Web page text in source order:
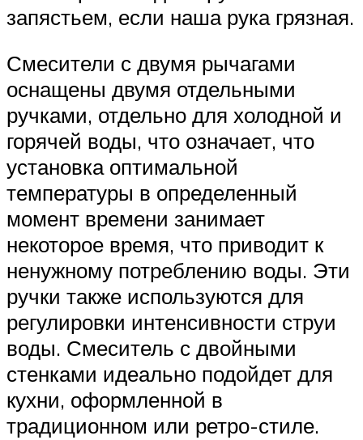
запястьем, если наша рука грязная.
Смесители с двумя рычагами
оснащены двумя отдельными
ручками, отдельно для холодной и
горячей воды, что означает, что
установка оптимальной
температуры в определенный
момент времени занимает
некоторое время, что приводит к
ненужному потреблению воды. Эти
ручки также используются для
регулировки интенсивности струи
воды. Смеситель с двойными
стенками идеально подойдет для
кухни, оформленной в
традиционном или ретро-стиле.